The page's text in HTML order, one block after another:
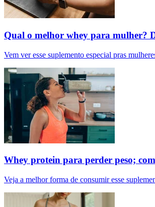
Qual o melhor whey para mulher?
Vem ver esse suplemento especial pras
Whey protein para perder peso;
Veja a melhor forma de consumir esse